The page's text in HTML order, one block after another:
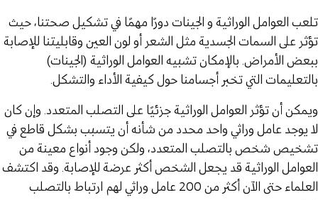
تلعب العوامل الوراثية و الجينات دورًا مهمًا في تشكيل صحتنا، حيث
تؤثر على السمات الجسدية مثل الشعر أو لون العين وقابليتنا للإصابة
ببعض الأمراض. بالإمكان تشبيه العوامل الوراثية (الجينات)
بالتعليمات التي تخبر أجسامنا حول كيفية الأداء والتشكل.
ويمكن أن تؤثر العوامل الوراثية جزئيًا على التصلب المتعدد. وإن كان
لا يوجد عامل وراثي واحد محدد من شأنه أن يتسبب بشكل قاطع في
تشخيص شخص بالتصلب المتعدد، ولكن وجود أنواع معينة من
العوامل الوراثية قد يجعل الشخص أكثر عرضة للإصابة. وقد اكتشف
العلماء حتى الآن أكثر من 200 عامل وراثي لهم ارتباط بالتصلب